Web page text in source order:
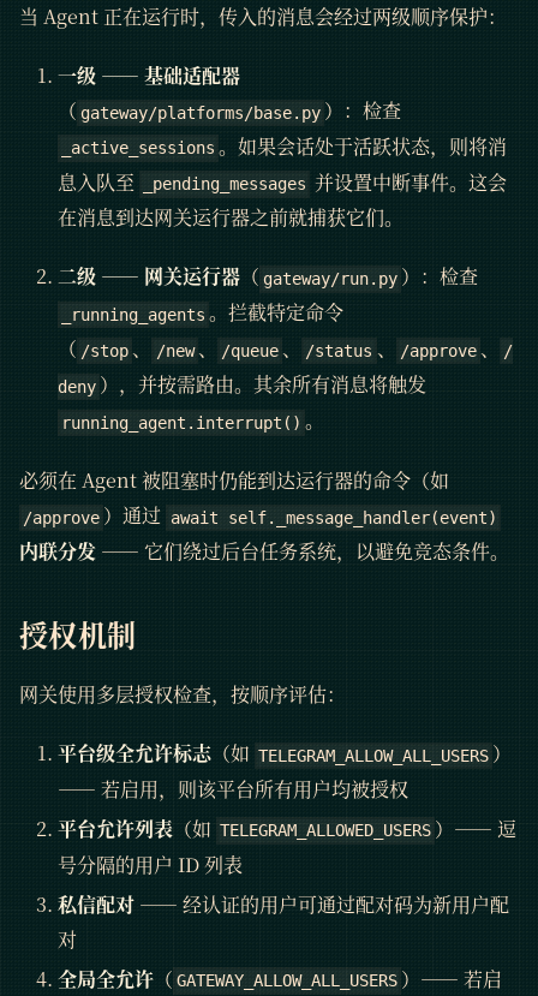
当 Agent 正在运行时，传入的消息会经过两级顺序保护：
一级 —— 基础适配器
（ gateway/platforms/base.py ）：检查
_active_sessions 。如果会话处于活跃状态，则将消
息入队至
_pending_messages 并设置中断事件。这会
在消息到达网关运行器之前就捕获它们。
二级 —— 网关运行器 （ gateway/run.py ）：检查
_running_agents 。拦截特定命令
（ /stop 、 /new 、 /queue、 /status 、 /approve 、
/
deny ），并按需路由。其余所有消息将触发
running_agent.interrupt() 。
必须在 Agent 被阻塞时仍能到达运行器的命令（如
/approve ）通过 await self._message_handler(event)
内联分发 —— 它们绕过后台任务系统，以避免竞态条件。
授权机制
网关使用多层授权检查，按顺序评估：
平台级全允许标志 （如 TELEGRAM_ALLOW_ALL_USERS ）
—— 若启用，则该平台所有用户均被授权
平台允许列表 （如 TELEGRAM_ALLOWED_USERS ）—— 逗
号分隔的用户 ID 列表
私信配对 —— 经认证的用户可通过配对码为新用户配
对
全局全允许 （ GATEWAY_ALLOW_ALL_USERS ）—— 若启